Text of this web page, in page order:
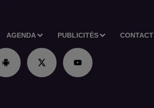
AGENDA PUBLICITÉS CONTACT